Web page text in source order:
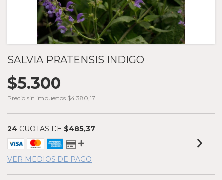
SALVIA PRATENSIS INDIGO
$5.300
Precio sin impuestos $4.380,17
24 CUOTAS DE $485,37
VER MEDIOS DE PAGO